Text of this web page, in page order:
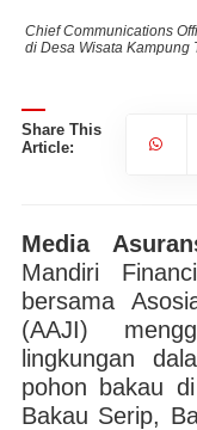
Chief Communications
di Desa Wisata Kampung
Share This
Article:
Media
Mandiri
bersama
(AAJI)
lingkungan
pohon bakau
Bakau Serip,